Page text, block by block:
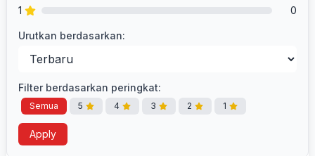
1
0
Urutkan berdasarkan:
Filter berdasarkan peringkat:
Semua 5 4 3 2 1
Apply